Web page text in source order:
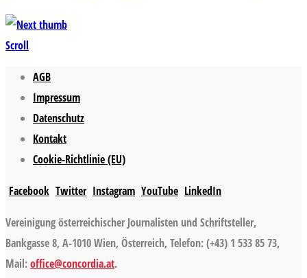
Scroll
AGB
Impressum
Datenschutz
Kontakt
Cookie-Richtlinie (EU)
Facebook Twitter Instagram YouTube LinkedIn
Vereinigung österreichischer Journalisten und Schriftsteller,
Bankgasse 8, A-1010 Wien, Österreich, Telefon: (+43) 1 533 85 73,
Mail:office@concordia.at.